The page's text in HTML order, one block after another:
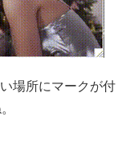
場所にマークが付